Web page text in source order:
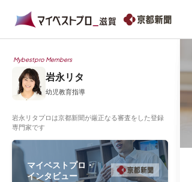
Mybestpro Members
岩永リタ
幼児教育指導
岩永リタプロは京都新聞が厳正なる審査をした登録
専門家です
マイベストプロ・
インタビュー